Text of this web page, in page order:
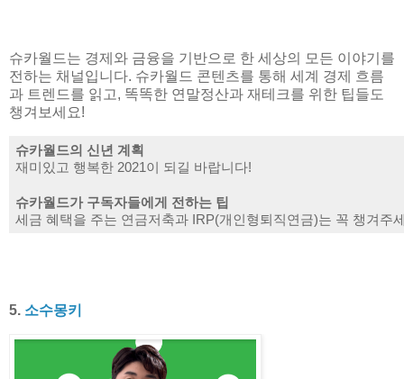
슈카월드는 경제와 금융을 기반으로 한 세상의 모든 이야기를
전하는 채널입니다. 슈카월드 콘텐츠를 통해 세계 경제 흐름
과 트렌드를 읽고, 똑똑한 연말정산과 재테크를 위한 팁들도
챙겨보세요!
슈카월드의 신년 계획
재미있고 행복한 2021이 되길 바랍니다!
슈카월드가 구독자들에게 전하는 팁
세금 혜택을 주는 연금저축과 IRP(개인형퇴직연금)는 꼭 챙겨주
5. 소수몽키